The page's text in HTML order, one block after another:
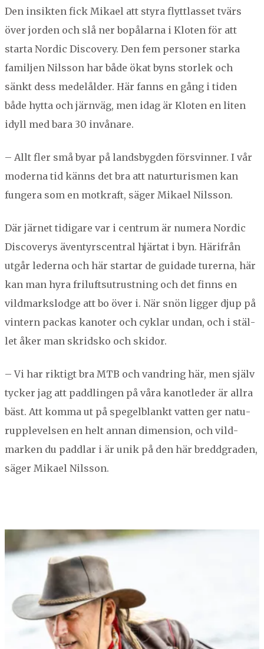
Den insik­ten fick Mikael att styra fly­t­t­las­set tvärs
över jor­den och slå ner bopålar­na i Kloten för att
star­ta Nordic Dis­cov­ery. Den fem per­son­er star­ka
famil­jen Nils­son har både ökat byns stor­lek och
sänkt dess medelålder. Här fanns en gång i tiden
både hyt­ta och järn­väg, men idag är Kloten en liten
idyll med bara 30 invånare.
– Allt fler små byar på lands­byg­den försvin­ner. I vår
mod­er­na tid känns det bra att natur­tur­is­men kan
fungera som en motkraft, säger Mikael Nilsson.
Där jär­net tidi­gare var i cen­trum är numera Nordic
Dis­cov­erys även­tyrscen­tral hjär­tat i byn. Härifrån
utgår led­er­na och här star­tar de guidade tur­erna, här
kan man hyra friluft­sutrust­ning och det finns en
vild­mark­slodge att bo över i. När snön lig­ger djup på
vin­tern packas kan­ot­er och cyk­lar undan, och i stäl­
let åker man skrid­sko och skidor.
– Vi har rik­tigt bra MTB och van­dring här, men själv
tyck­er jag att pad­dlin­gen på våra kan­otled­er är all­ra
bäst. Att kom­ma ut på spegel­blankt vat­ten ger natu­
rup­plevelsen en helt annan dimen­sion, och vild­
marken du padd­lar i är unik på den här bred­dgraden,
säger Mikael Nilsson.